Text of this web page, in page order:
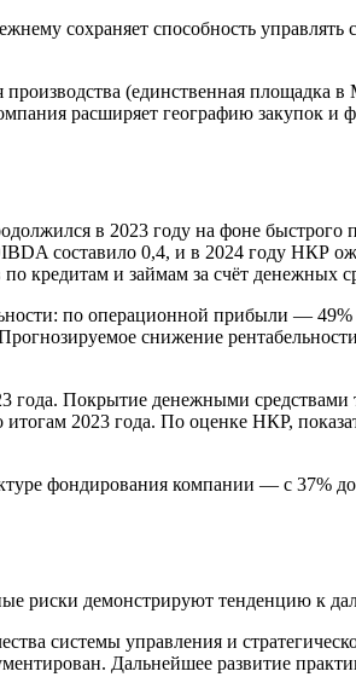
сохраняет способность управлять
(единственная площадка
расширяет географию закупок
в 2023 году на фоне
составило 0,4, и в 2024 году НКР
кредитам и займам за счёт денежных
по операционной прибыли —
снижение
Покрытие денежными средствами
2023 года. По оценке НКР,
фондирования компании — с 37%
риски демонстрируют тенденцию к
системы управления и
Дальнейшее развитие